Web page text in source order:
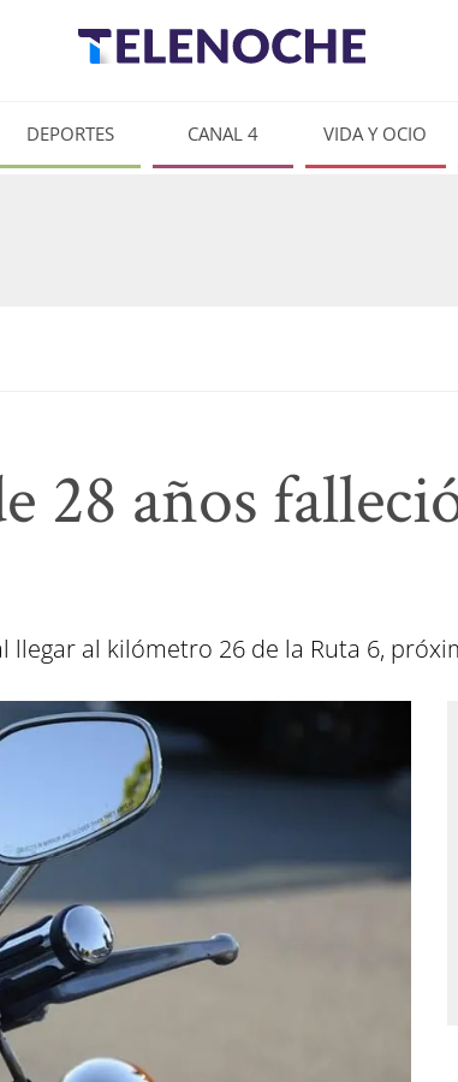
DEPORTES CANAL 4 VIDA Y OCIO
28 años
al kilómetro 26 de la Ruta 6,